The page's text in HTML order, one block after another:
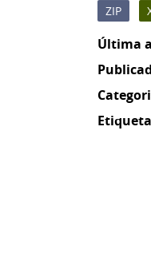
ZIP
Última